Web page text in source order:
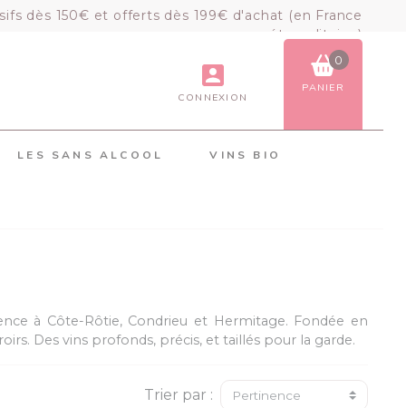
dès 150€ et offerts dès 199€ d'achat (en France
métropolitaine)
CONNEXION
0
PANIER
VOIR LE PANIER COMMANDER
LES SANS ALCOOL VINS BIO
à Côte-Rôtie, Condrieu et Hermitage. Fondée en
Des vins profonds, précis, et taillés pour la garde.
Trier par :